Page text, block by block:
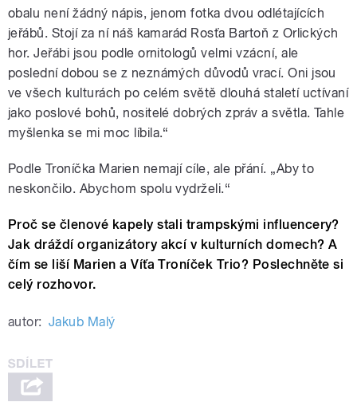
obalu není žádný nápis, jenom fotka dvou odlétajících
jeřábů. Stojí za ní náš kamarád Rosťa Bartoň z Orlických
hor. Jeřábi jsou podle ornitologů velmi vzácní, ale
poslední dobou se z neznámých důvodů vrací. Oni jsou
ve všech kulturách po celém světě dlouhá staletí uctívaní
jako poslové bohů, nositelé dobrých zpráv a světla. Tahle
myšlenka se mi moc líbila.“
Podle Troníčka Marien nemají cíle, ale přání. „Aby to
neskončilo. Abychom spolu vydrželi.“
Proč se členové kapely stali trampskými influencery?
Jak dráždí organizátory akcí v kulturních domech? A
čím se liší Marien a Víťa Troníček Trio? Poslechněte si
celý rozhovor.
autor: Jakub Malý